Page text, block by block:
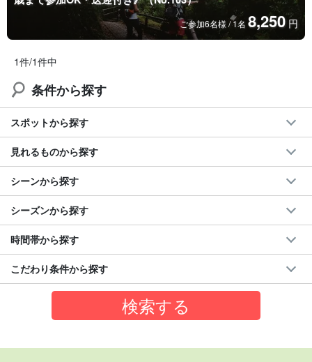
ご参加6名様 / 1名 8,250 円
1件/1件中
条件から探す
スポットから探す
見れるものから探す
シーンから探す
シーズンから探す
時間帯から探す
こだわり条件から探す